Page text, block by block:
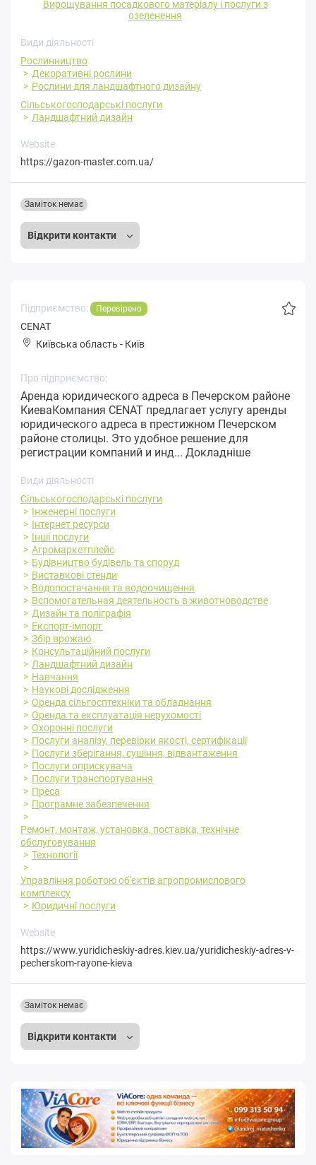
Вирощування посадкового матеріалу і послуги з
озеленення
Види діяльності
Рослинництво
Декоративні рослини
Рослини для ландшафтного дизайну
Сільськогосподарські послуги
Ландшафтний дизайн
Website
https://gazon-master.com.ua/
Відкрити контакти
Заміток немає
Підприємство: Перевірено
CENAT
Київська область - Київ
Про підприємство:
Аренда юридического адреса в Печерском районе
КиеваКомпания CENAT предлагает услугу аренды
юридического адреса в престижном Печерском
районе столицы. Это удобное решение для
регистрации компаний и инд... Докладніше
Види діяльності
Сільськогосподарські послуги
Інженерні послуги
Інтернет ресурси
Інші послуги
Агромаркетплейс
Будівництво будівель та споруд
Виставкові стенди
Водопостачання та водоочищення
Вспомогательная деятельность в животноводстве
Дизайн та поліграфія
Експорт-імпорт
Збір врожаю
Консультаційний послуги
Ландшафтний дизайн
Навчання
Наукові дослідження
Оренда сільгосптехніки та обладнання
Оренда та експлуатація нерухомості
Охоронні послуги
Послуги аналізу, перевірки якості, сертифікації
Послуги зберігання, сушіння, відвантаження
Послуги оприскувача
Послуги транспортування
Преса
Програмне забезпечення
Ремонт, монтаж, установка, поставка, технічне
обслуговування
Технології
Управління роботою об'єктів агропромислового
комплексу
Юридичні послуги
Website
https://www.yuridicheskiy-adres.kiev.ua/yuridicheskiy-adres-v-
pecherskom-rayone-kieva
Відкрити контакти
Заміток немає